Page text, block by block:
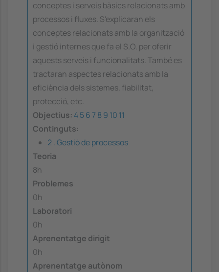
conceptes i serveis bàsics relacionats amb
processos i fluxes. S'explicaran els
conceptes relacionats amb la organització
i gestió internes que fa el S.O. per oferir
aquests serveis i funcionalitats. També es
tractaran aspectes relacionats amb la
eficiència dels sistemes, fiabilitat,
protecció, etc.
Objectius: 456 7 8 9 10 11
Continguts:
2 . Gestió de processos
Teoria
8h
Problemes
0h
Laboratori
0h
Aprenentatge dirigit
0h
Aprenentatge autònom